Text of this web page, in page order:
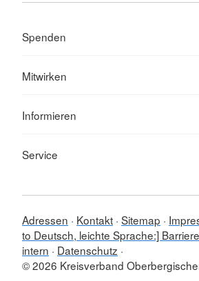
Spenden
Mitwirken
Informieren
Service
Adressen Kontakt Sitemap
to Deutsch, leichte Sprache:]
intern
Datenschutz
© 2026 Kreisverband